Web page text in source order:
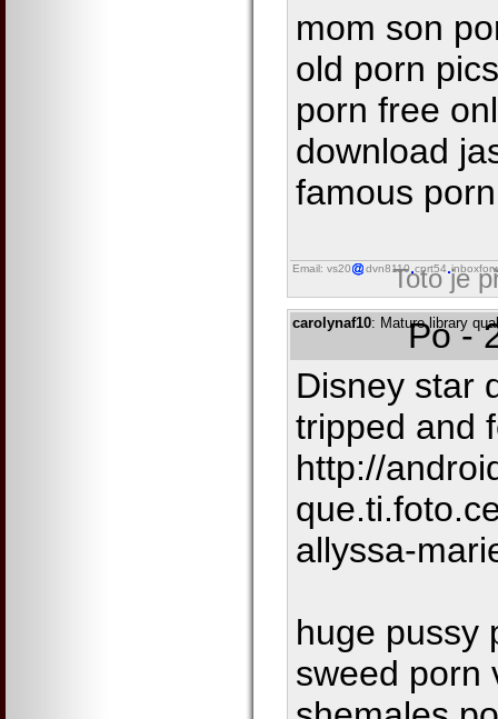
mom son
old porn
porn free
download
famous
Email: vs20 dvn8110 cprt54
Toto je
carolynaf10: Mature library
Po -
Disney star
tripped and
http://
allyssa-
huge pussy
sweed porn